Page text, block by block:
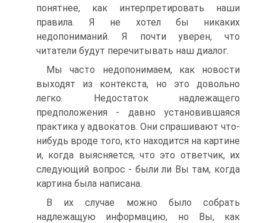
понятнее, как интерпретировать наши
правила. Я не хотел бы никаких
недопониманий. Я почти уверен, что
читатели будут перечитывать наш диалог.
Мы часто недопонимаем, как новости
выходят из контекста, но это довольно
легко. Недостаток надлежащего
предположения - давно установившаяся
практика у адвокатов. Они спрашивают что-
нибудь вроде того, кто находится на картине
и, когда выясняется, что это ответчик, их
следующий вопрос - были ли Вы там, когда
картина была написана.
В их случае можно было собрать
надлежащую информацию, но Вы, как